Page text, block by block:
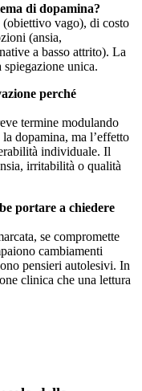
di dopamina?
(obiettivo vago), di costo
(ansia,
a basso attrito). La
unica.
perché
termine modulando
dopamina, ma l’effetto
individuale. Il
irritabilità o qualità
portare a chiedere
se compromette
cambiamenti
pensieri autolesivi. In
clinica che una lettura